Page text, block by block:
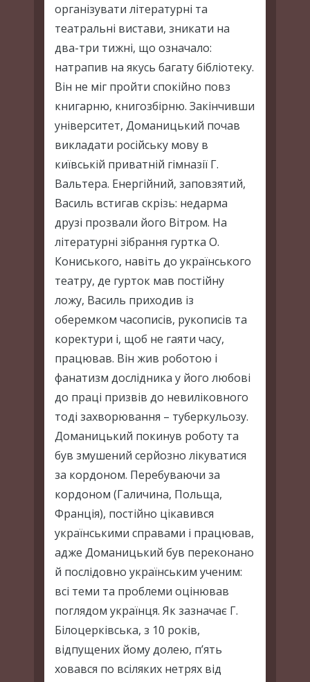
організувати літературні та
театральні вистави, зникати на
два-три тижні, що означало:
натрапив на якусь багату бібліотеку.
Він не міг пройти спокійно повз
книгарню, книгозбірню. Закінчивши
університет, Доманицький почав
викладати російську мову в
київській приватній гімназії Г.
Вальтера. Енергійний, заповзятий,
Василь встигав скрізь: недарма
друзі прозвали його Вітром. На
літературні зібрання гуртка О.
Кониського, навіть до українського
театру, де гурток мав постійну
ложу, Василь приходив із
оберемком часописів, рукописів та
коректури і, щоб не гаяти часу,
працював. Він жив роботою і
фанатизм дослідника у його любові
до праці призвів до невиліковного
тоді захворювання – туберкульозу.
Доманицький покинув роботу та
був змушений серйозно лікуватися
за кордоном. Перебуваючи за
кордоном (Галичина, Польща,
Франція), постійно цікавився
українськими справами і працював,
адже Доманицький був переконано
й послідовно українським ученим:
всі теми та проблеми оцінював
поглядом українця. Як зазначає Г.
Білоцерківська, з 10 років,
відпущених йому долею, п’ять
ховався по всіляких нетрях від